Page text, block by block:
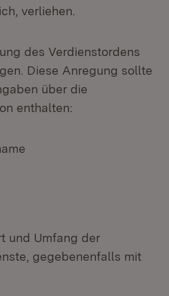
verliehen.
des Verdienstordens
Diese Anregung sollte
über die
enthalten:
und Umfang der
gegebenenfalls mit